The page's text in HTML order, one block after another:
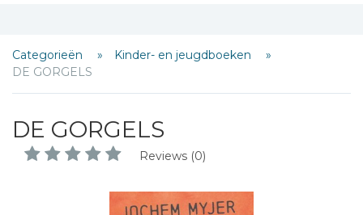
Categorieën
Kinder- en jeugdboeken
DE GORGELS
DE GORGELS
Reviews (0)